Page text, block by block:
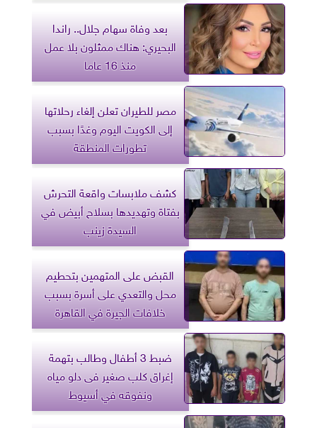
بعد وفاة سهام جلال.. راندا
البحيري: هناك ممثلون بلا عمل
منذ 16 عاما
مصر للطيران تعلن إلغاء رحلاتها
إلى الكويت اليوم وغدًا بسبب
تطورات المنطقة
كشف ملابسات واقعة التحرش
بفتاة وتهديدها بسلاح أبيض في
السيدة زينب
القبض على المتهمين بتحطيم
محل والتعدي على أسرة بسبب
خلافات الجيرة في القاهرة
ضبط 3 أطفال وطالب بتهمة
إغراق كلب صغير فى دلو مياه
ونفوقه في أسيوط